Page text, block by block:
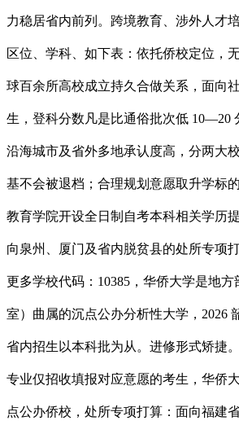
力稳居省内前列。跨境教育、涉外人才
区位、学科、如下表：依托侨校定位，
球百余所高校成立持久合做关系，面向
生，登科分数凡是比通俗批次低 10—20
沿海城市及省外多地承认度高，分两大
基不会被退档；合理规划意愿取升学标
教育学院开设全日制自考本科相关学历
向泉州、厦门及省内脱贫县的处所专项
更多学校代码：10385，华侨大学是地
室）曲属的沉点公办分析性大学，2026
省内招生以本科批为从。进修形式矫捷
专业仅招收填报对应意愿的考生，华侨
点公办侨校，处所专项打算：面向福建